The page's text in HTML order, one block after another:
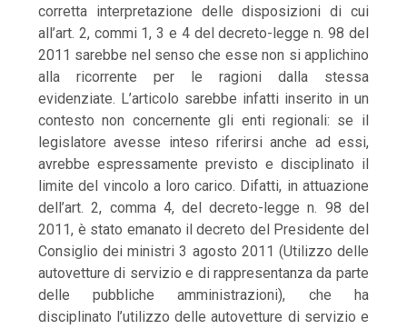
corretta interpretazione delle disposizioni di cui
all’art. 2, commi 1, 3 e 4 del decreto-legge n. 98 del
2011 sarebbe nel senso che esse non si applichino
alla ricorrente per le ragioni dalla stessa
evidenziate. L’articolo sarebbe infatti inserito in un
contesto non concernente gli enti regionali: se il
legislatore avesse inteso riferirsi anche ad essi,
avrebbe espressamente previsto e disciplinato il
limite del vincolo a loro carico. Difatti, in attuazione
dell’art. 2, comma 4, del decreto-legge n. 98 del
2011, è stato emanato il decreto del Presidente del
Consiglio dei ministri 3 agosto 2011 (Utilizzo delle
autovetture di servizio e di rappresentanza da parte
delle pubbliche amministrazioni), che ha
disciplinato l’utilizzo delle autovetture di servizio e